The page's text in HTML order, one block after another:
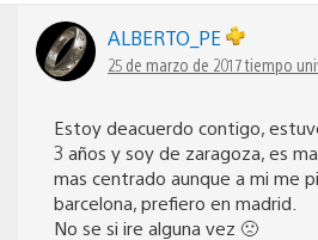
ALBERTO_PE
25 de marzo de 2017 tiempo
Estoy deacuerdo contigo,
3 años y soy de zaragoza, es
mas centrado aunque a mi me
barcelona, prefiero en madrid.
No se si ire alguna vez 🙁